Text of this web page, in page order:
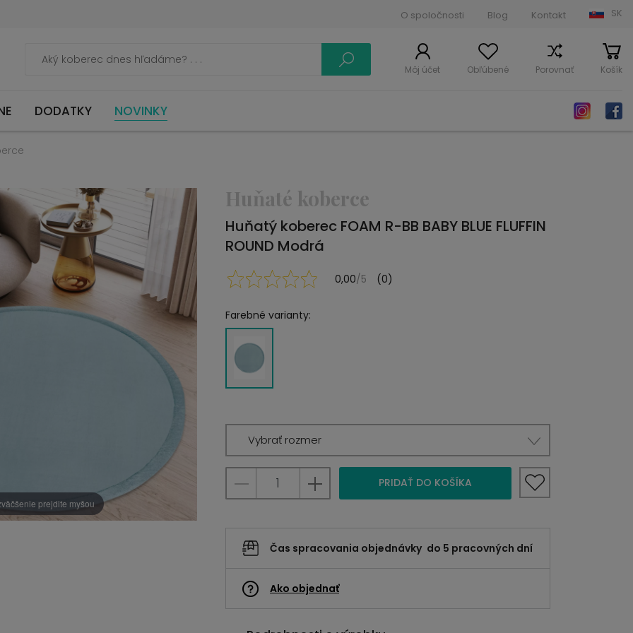
O spoločnosti Blog Kontakt SK
Môj účet Obľúbené Porovnať Košík
DODATKY NOVINKY
prejdite myšou
Huňaté koberce
Huňatý koberec FOAM R-BB BABY BLUE FLUFFIN
ROUND Modrá
0,00/5 (0)
Farebné varianty:
Vybrať rozmer
PRIDAŤ DO KOŠÍKA
Čas spracovania objednávky do 5 pracovných dní
Ako objednať